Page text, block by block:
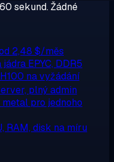
sekund. Žádné
2,48 $/měs
EPYC, DDR5
na vyžádání
plný admin
metal pro jednoho
RAM, disk na míru